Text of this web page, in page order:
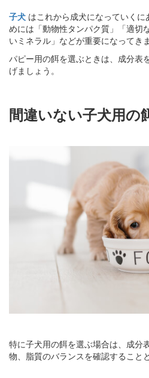
子犬 はこれから成犬になっていく
めには「動物性タンパク質」「適切
いミネラル」などが重要になってきま
パピー用の餌を選ぶときは、成分表
げましょう。
間違いない子犬用の
特に子犬用の餌を選ぶ場合は、成分
物、脂質のバランスを確認すること